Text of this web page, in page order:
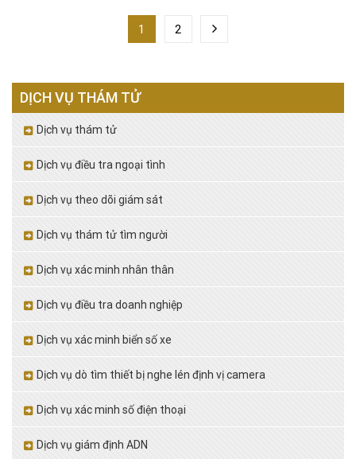
1 2
DỊCH VỤ THÁM TỬ
Dịch vụ thám tử
Dịch vụ điều tra ngoại tình
Dịch vụ theo dõi giám sát
Dịch vụ thám tử tìm người
Dịch vụ xác minh nhân thân
Dịch vụ điều tra doanh nghiệp
Dịch vụ xác minh biển số xe
Dịch vụ dò tìm thiết bị nghe lén định vị camera
Dịch vụ xác minh số điện thoại
Dịch vụ giám định ADN